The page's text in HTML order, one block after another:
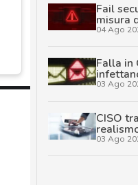
Fail
misura
04 Ago
Falla in
03 Ago
CISO
03 Ago